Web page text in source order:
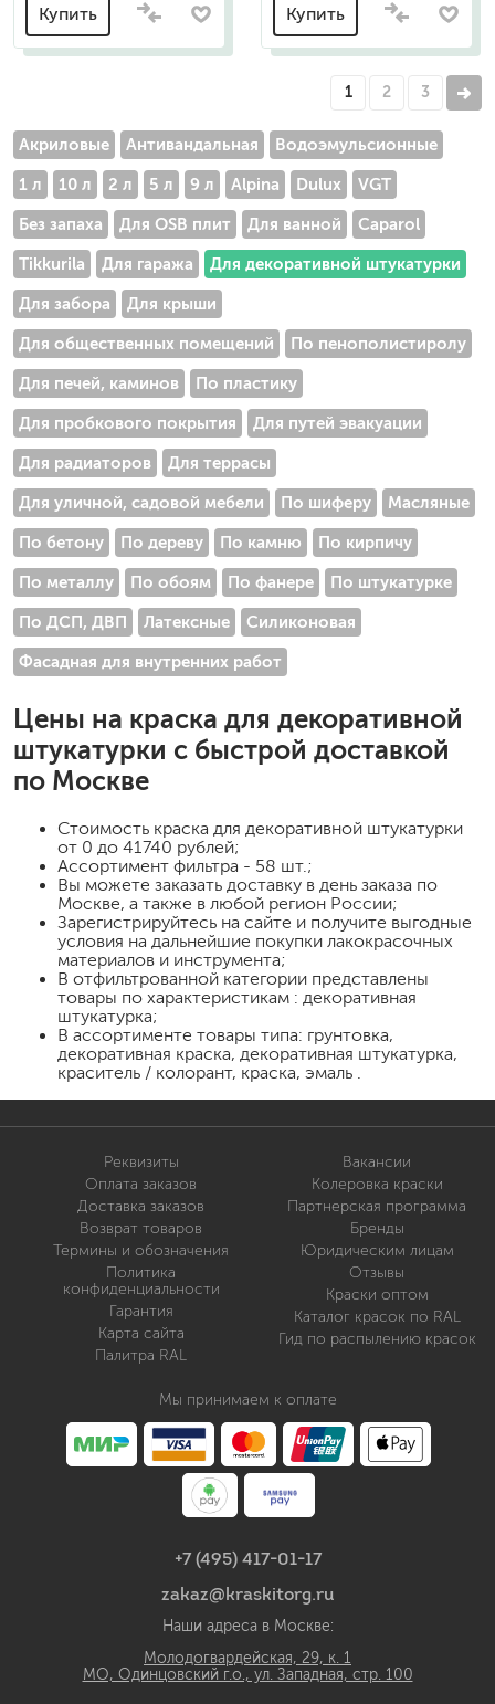
Купить Купить
1 2 3
Акриловые Антивандальная Водоэмульсионные
1 л 10 л 2 л 5 л 9 л Alpina Dulux VGT
Без запаха Для OSB плит Для ванной Caparol
Tikkurila Для гаража Для декоративной штукатурки
Для забора Для крыши
Для общественных помещений По пенополистиролу
Для печей, каминов По пластику
Для пробкового покрытия Для путей эвакуации
Для радиаторов Для террасы
Для уличной, садовой мебели По шиферу Масляные
По бетону По дереву По камню По кирпичу
По металлу По обоям По фанере По штукатурке
По ДСП, ДВП Латексные Силиконовая
Фасадная для внутренних работ
Цены на краска для декоративной
штукатурки с быстрой доставкой
по Москве
Стоимость краска для декоративной штукатурки
от 0 до 41740 рублей;
Ассортимент фильтра - 58 шт.;
Вы можете заказать доставку в день заказа по
Москве, а также в любой регион России;
Зарегистрируйтесь на сайте и получите выгодные
условия на дальнейшие покупки лакокрасочных
материалов и инструмента;
В отфильтрованной категории представлены
товары по характеристикам : декоративная
штукатурка;
В ассортименте товары типа: грунтовка,
декоративная краска, декоративная штукатурка,
краситель / колорант, краска, эмаль .
Реквизиты
Оплата заказов
Доставка заказов
Возврат товаров
Термины и обозначения
Политика
конфиденциальности
Гарантия
Карта сайта
Палитра RAL
Вакансии
Колеровка краски
Партнерская программа
Бренды
Юридическим лицам
Отзывы
Краски оптом
Каталог красок по RAL
Гид по распылению красок
Мы принимаем к оплате
+7 (495) 417-01-17
zakaz@kraskitorg.ru
Наши адреса в Москве:
Молодогвардейская, 29, к. 1
МО, Одинцовский г.о., ул. Западная, стр. 100